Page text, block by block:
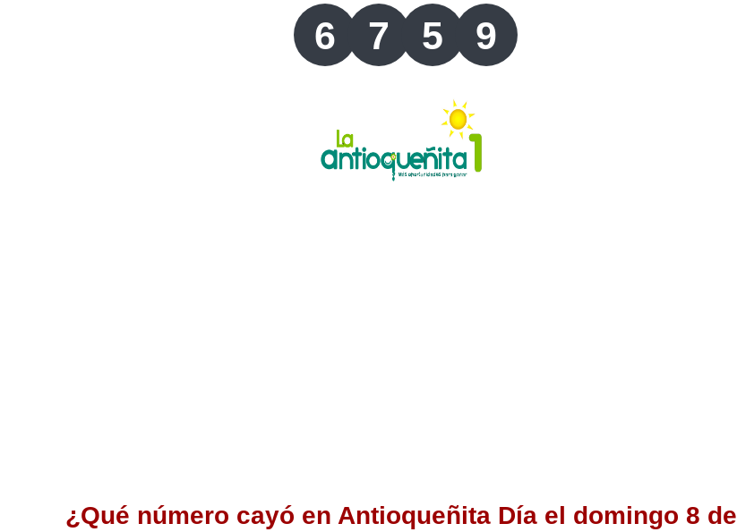
6 7 5 9
¿Qué número cayó en Antioqueñita Día el domingo 8 de